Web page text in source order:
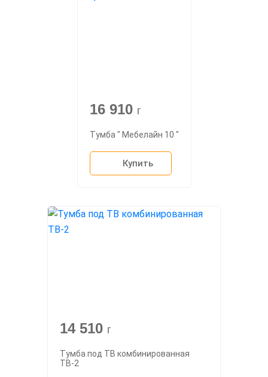
16 910 г
Тумба " Мебелайн 10 "
Купить
14 510 г
Тумба под ТВ комбинированная
ТВ-2